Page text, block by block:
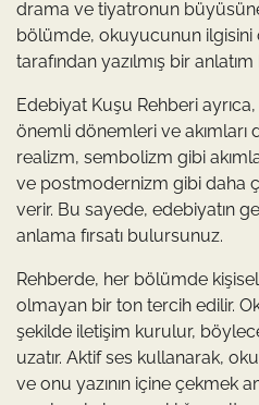
drama ve tiyatronun
bölümde, okuyucunun ilgisini
tarafından yazılmış bir anlatım
Edebiyat Kuşu Rehberi
önemli dönemleri ve akımları
realizm, sembolizm gibi
ve postmodernizm gibi daha
verir. Bu sayede, edebiyatın
anlama fırsatı bulursunuz.
Rehberde, her bölümde
olmayan bir ton tercih edilir.
şekilde iletişim kurulur,
uzatır. Aktif ses kullanarak,
ve onu yazının içine çekmek